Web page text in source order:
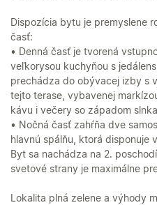
Dispozícia bytu je premyslene
časť:
• Denná časť je tvorená
veľkorysou kuchyňou s
prechádza do obývacej izby s
tejto terase, vybavenej
kávu i večery so západom
• Nočná časť zahŕňa dve
hlavnú spálňu, ktorá disponuje
Byt sa nachádza na 2.
svetové strany je maximálne
Lokalita plná zelene a výhody